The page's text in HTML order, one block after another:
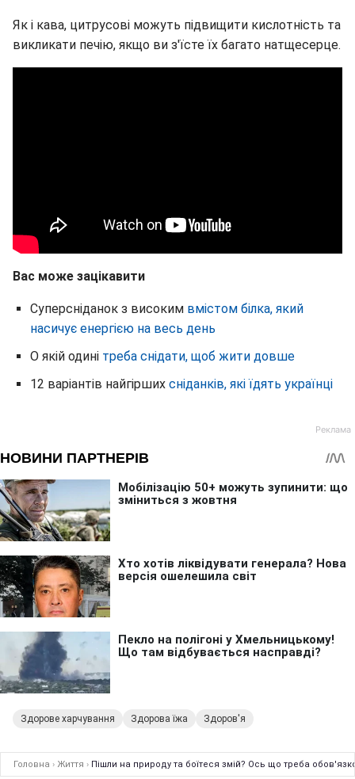
Як і кава, цитрусові можуть підвищити кислотність та
викликати печію, якщо ви з'їсте їх багато натщесерце.
Вас може зацікавити
Суперсніданок з високим вмістом білка, який
насичує енергією на весь день
О якій одині треба снідати, щоб жити довше
12 варіантів найгірших сніданків, які їдять українці
Здорове харчування Здорова їжа Здоров'я
Головна › Життя › Пішли на природу та боїтеся змій? Ось що треба